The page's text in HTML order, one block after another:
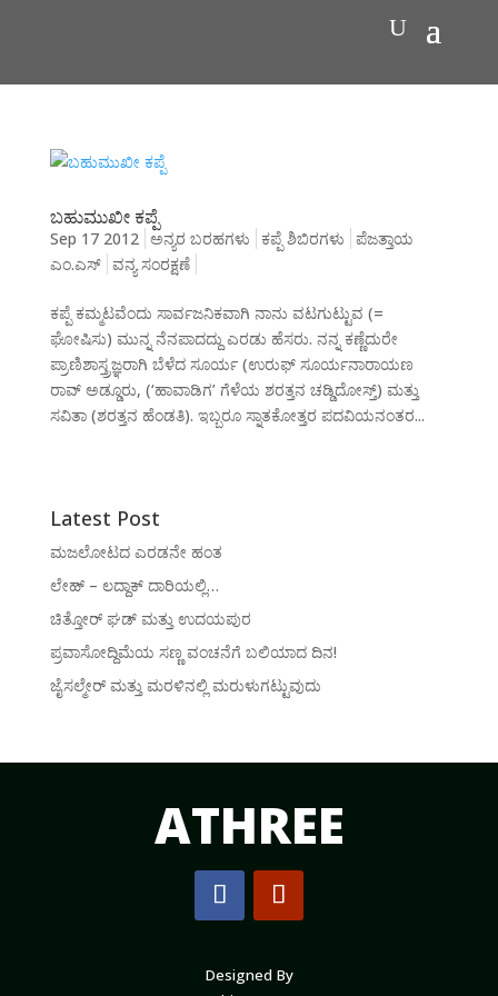
ಬಹುಮುಖೀ ಕಪ್ಪೆ
Sep 17 2012 ಅನ್ಯರ ಬರಹಗಳು ಕಪ್ಪೆ ಶಿಬಿರಗಳು ಪೆಜತ್ತಾಯ
ಎಂ.ಎಸ್ ವನ್ಯ ಸಂರಕ್ಷಣೆ
ಕಪ್ಪೆ ಕಮ್ಮಟವೆಂದು ಸಾರ್ವಜನಿಕವಾಗಿ ನಾನು ವಟಗುಟ್ಟುವ (=
ಘೋಷಿಸು) ಮುನ್ನ ನೆನಪಾದದ್ದು ಎರಡು ಹೆಸರು. ನನ್ನ ಕಣ್ಣೆದುರೇ
ಪ್ರಾಣಿಶಾಸ್ತ್ರಜ್ಞರಾಗಿ ಬೆಳೆದ ಸೂರ್ಯ (ಉರುಫ್ ಸೂರ್ಯನಾರಾಯಣ
ರಾವ್ ಅಡ್ಡೂರು, (‘ಹಾವಾಡಿಗ’ ಗೆಳೆಯ ಶರತ್ತನ ಚಡ್ಡಿದೋಸ್ತ್) ಮತ್ತು
ಸವಿತಾ (ಶರತ್ತನ ಹೆಂಡತಿ). ಇಬ್ಬರೂ ಸ್ನಾತಕೋತ್ತರ ಪದವಿಯನಂತರ...
Latest Post
ಮಜಲೋಟದ ಎರಡನೇ ಹಂತ
ಲೇಹ್ – ಲದ್ದಾಕ್ ದಾರಿಯಲ್ಲಿ…
ಚಿತ್ತೋರ್ ಘಡ್ ಮತ್ತು ಉದಯಪುರ
ಪ್ರವಾಸೋದ್ದಿಮೆಯ ಸಣ್ಣ ವಂಚನೆಗೆ ಬಲಿಯಾದ ದಿನ!
ಜೈಸಲ್ಮೇರ್ ಮತ್ತು ಮರಳಿನಲ್ಲಿ ಮರುಳುಗಟ್ಟುವುದು
ATHREE
Designed By